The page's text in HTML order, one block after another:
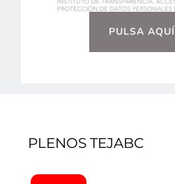
PULSA AQUÍ
PLENOS TEJABC